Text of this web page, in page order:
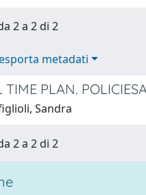
2 a 2 di 2
metadati
TIME PLAN.
Sandra
2 a 2 di 2